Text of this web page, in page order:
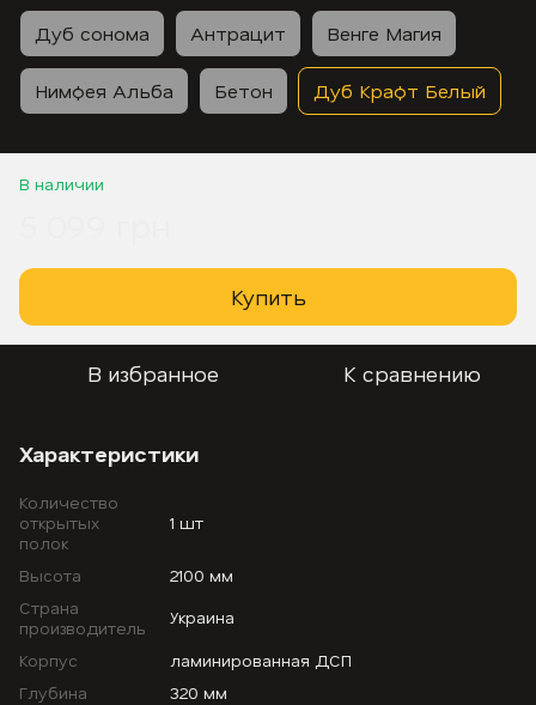
Дуб сонома Антрацит Венге Магия
Нимфея Альба Бетон Дуб Крафт Белый
В наличии
Купить
В избранное К сравнению
Характеристики
Количество
открытых
полок
1 шт
Высота
2100 мм
Страна
производитель
Украина
Корпус
ламинированная ДСП
Глубина
320 мм